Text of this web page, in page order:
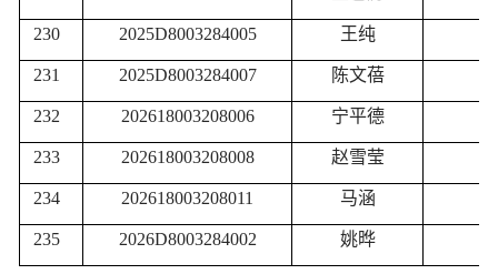
230 2025D8003284005 王纯
231 2025D8003284007 陈文蓓
232 202618003208006 宁平德
233 202618003208008 赵雪莹
234 202618003208011 马涵
235 2026D8003284002 姚晔